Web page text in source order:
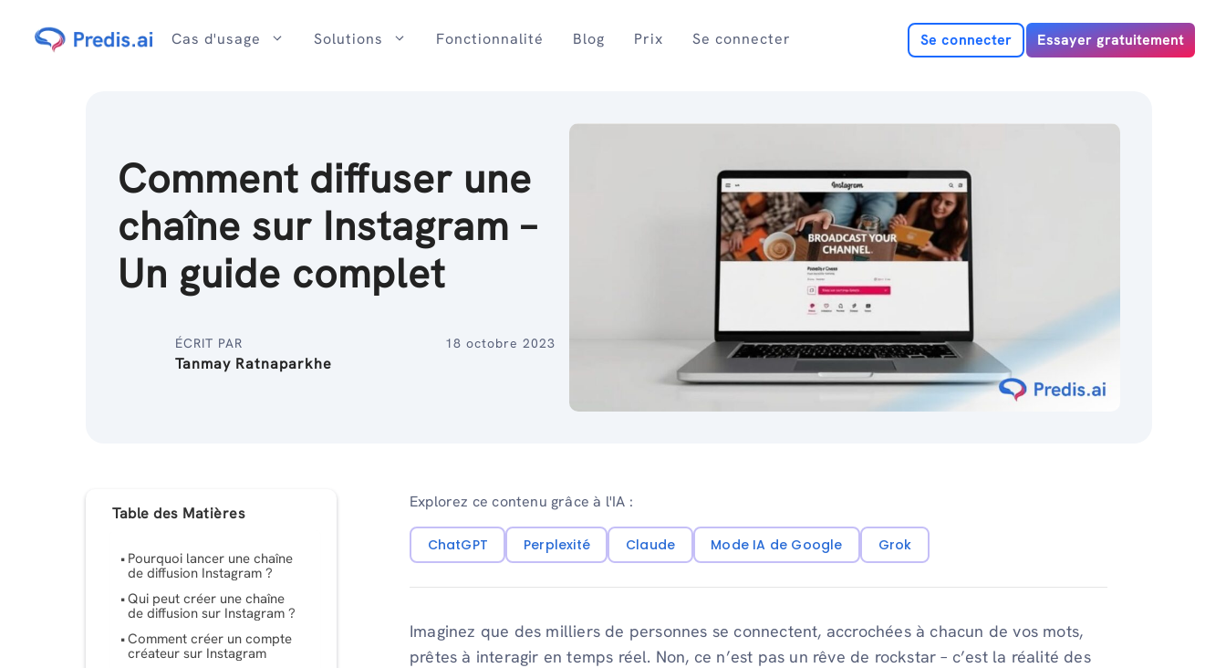
contenu
Cas d'usage Solutions Fonctionnalité Blog Prix Se connecter Se connecter Essayer gratuitement
Comment diffuser une
chaîne sur Instagram –
Un guide complet
ÉCRIT PAR
Tanmay Ratnaparkhe
18 octobre 2023
Table des Matières
Pourquoi lancer une chaîne
de diffusion Instagram ?
Qui peut créer une chaîne
de diffusion sur Instagram ?
Comment créer un compte
créateur sur Instagram
Explorez ce contenu grâce à l'IA :
ChatGPT Perplexité Claude Mode IA de Google Grok
Imaginez que des milliers de personnes se connectent, accrochées à chacun de vos mots,
prêtes à interagir en temps réel. Non, ce n’est pas un rêve de rockstar – c’est la réalité des